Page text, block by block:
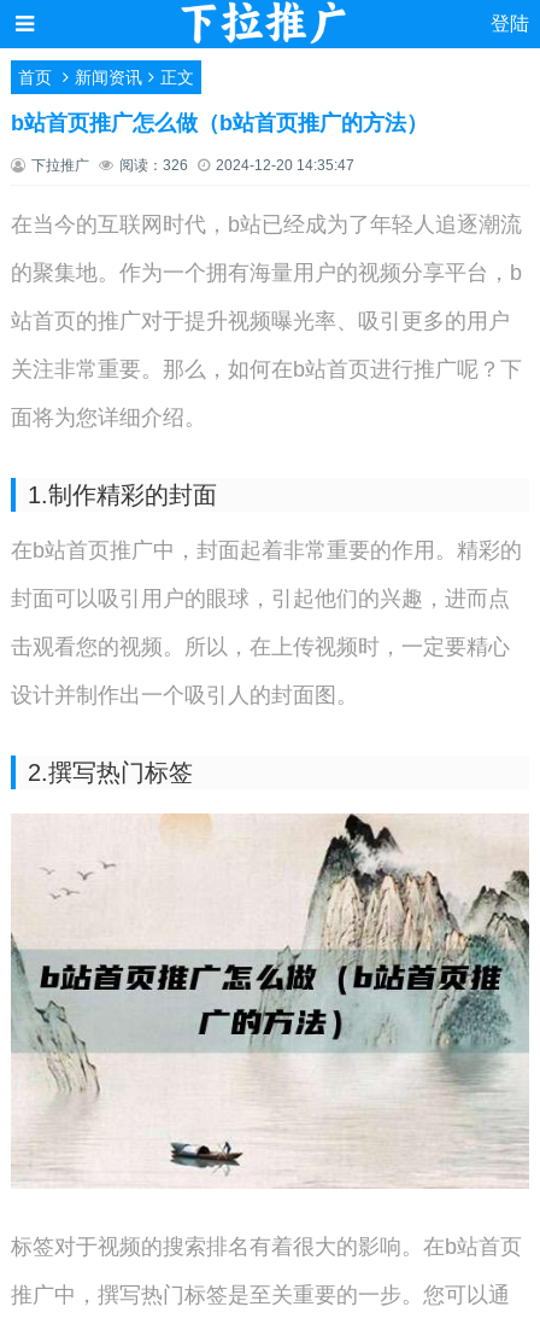
登陆
首页 新闻资讯 正文
b站首页推广怎么做（b站首页推广的方法）
下拉推广 阅读：326 2024-12-20 14:35:47
在当今的互联网时代，b站已经成为了年轻人追逐潮流
的聚集地。作为一个拥有海量用户的视频分享平台，b
站首页的推广对于提升视频曝光率、吸引更多的用户
关注非常重要。那么，如何在b站首页进行推广呢？下
面将为您详细介绍。
1.制作精彩的封面
在b站首页推广中，封面起着非常重要的作用。精彩的
封面可以吸引用户的眼球，引起他们的兴趣，进而点
击观看您的视频。所以，在上传视频时，一定要精心
设计并制作出一个吸引人的封面图。
2.撰写热门标签
标签对于视频的搜索排名有着很大的影响。在b站首页
推广中，撰写热门标签是至关重要的一步。您可以通